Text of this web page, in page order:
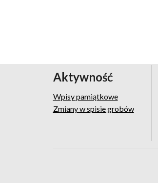
Aktywność
Wpisy pamiątkowe
Zmiany w spisie grobów